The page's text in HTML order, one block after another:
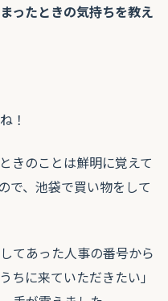
ったときの気持ちを教え
！
きのことは鮮明に覚えて
で、池袋で買い物をして
てあった人事の番号から
に来ていただきたい」